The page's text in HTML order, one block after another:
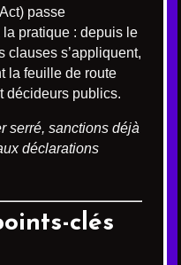
passe
pratique : depuis le
clauses s’appliquent,
la feuille de route
décideurs publics.
serré, sanctions déjà
déclarations
clés